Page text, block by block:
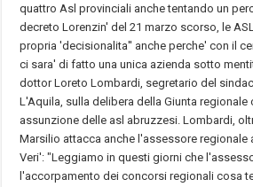
quattro Asl provinciali anche tentando un
decreto Lorenzin' del 21 marzo scorso, le
propria 'decisionalita'' anche perche' con il
ci sara' di fatto una unica azienda sotto
dottor Loreto Lombardi, segretario del
L'Aquila, sulla delibera della Giunta
assunzione delle asl abruzzesi. Lombardi,
Marsilio attacca anche l'assessore regionale
Veri': "Leggiamo in questi giorni che
l'accorpamento dei concorsi regionali cosa